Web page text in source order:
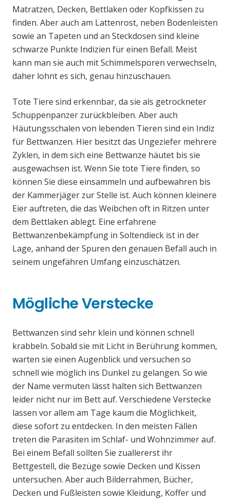
Matratzen, Decken, Bettlaken oder Kopfkissen zu
finden. Aber auch am Lattenrost, neben Bodenleisten
sowie an Tapeten und an Steckdosen sind kleine
schwarze Punkte Indizien für einen Befall. Meist
kann man sie auch mit Schimmelsporen verwechseln,
daher lohnt es sich, genau hinzuschauen.
Tote Tiere sind erkennbar, da sie als getrockneter
Schuppenpanzer zurückbleiben. Aber auch
Häutungsschalen von lebenden Tieren sind ein Indiz
für Bettwanzen. Hier besitzt das Ungeziefer mehrere
Zyklen, in dem sich eine Bettwanze häutet bis sie
ausgewachsen ist. Wenn Sie tote Tiere finden, so
können Sie diese einsammeln und aufbewahren bis
der Kammerjäger zur Stelle ist. Auch können kleinere
Eier auftreten, die das Weibchen oft in Ritzen unter
dem Bettlaken ablegt. Eine erfahrene
Bettwanzenbekämpfung in Soltendieck ist in der
Lage, anhand der Spuren den genauen Befall auch in
seinem ungefähren Umfang einzuschätzen.
Mögliche Verstecke
Bettwanzen sind sehr klein und können schnell
krabbeln. Sobald sie mit Licht in Berührung kommen,
warten sie einen Augenblick und versuchen so
schnell wie möglich ins Dunkel zu gelangen. So wie
der Name vermuten lässt halten sich Bettwanzen
leider nicht nur im Bett auf. Verschiedene Verstecke
lassen vor allem am Tage kaum die Möglichkeit,
diese sofort zu entdecken. In den meisten Fällen
treten die Parasiten im Schlaf- und Wohnzimmer auf.
Bei einem Befall sollten Sie zuallererst ihr
Bettgestell, die Bezüge sowie Decken und Kissen
untersuchen. Aber auch Bilderrahmen, Bücher,
Decken und Fußleisten sowie Kleidung, Koffer und